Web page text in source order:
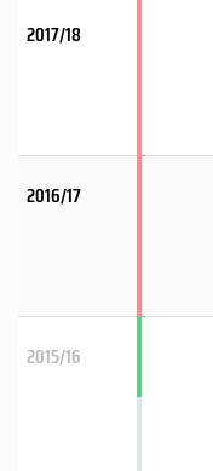
2017/18
2016/17
2015/16